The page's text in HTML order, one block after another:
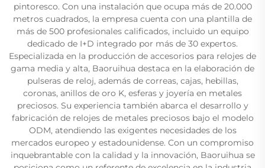
pintoresco. Con una instalación que ocupa más de 20.000
metros cuadrados, la empresa cuenta con una plantilla de
más de 500 profesionales calificados, incluido un equipo
dedicado de I+D integrado por más de 30 expertos.
Especializada en la producción de accesorios para relojes de
gama media y alta, Baoruihua destaca en la elaboración de
pulseras de reloj, además de correas, cajas, hebillas,
coronas, anillos de oro K, esferas y joyería en metales
preciosos. Su experiencia también abarca el desarrollo y
fabricación de relojes de metales preciosos bajo el modelo
ODM, atendiendo las exigentes necesidades de los
mercados europeo y estadounidense. Con un compromiso
inquebrantable con la calidad y la innovación, Baoruihua se